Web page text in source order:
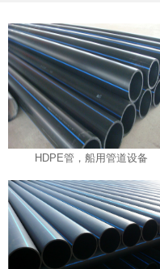
HDPE管，船用管道设备